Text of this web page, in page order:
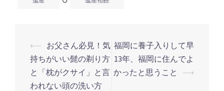
投
稿
ナ
⟵ お父さん必見！気
持ちがいい髭の剃り方
と「枕がクサイ」と言
われない頭の洗い方
福岡に養子入りして早
13年、福岡に住んでよ
かったと思うこと
⟶